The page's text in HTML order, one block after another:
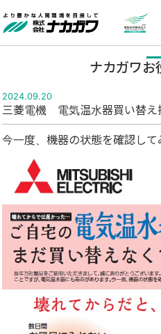
ナカガワお
2024.09.20
三菱電機 電気温水器買い替え
今一度、機器の状態を確認し